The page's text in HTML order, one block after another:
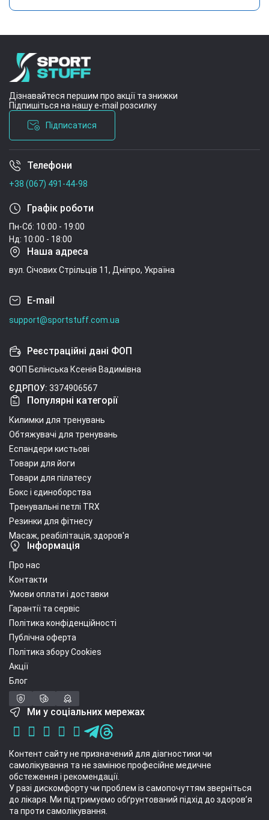
Дізнавайтеся першим про акції та знижки
Підпишіться на нашу e-mail розсилку
Підписатися
Умови угоди
Телефони
+38 (067) 491-44-98
Графік роботи
Пн-Сб: 10:00 - 19:00
Нд: 10:00 - 18:00
Наша адреса
вул. Січових Стрільців 11, Дніпро, Україна
E-mail
support@sportstuff.com.ua
Реєстраційні дані ФОП
ФОП Бєлінська Ксенія Вадимівна
ЄДРПОУ: 3374906567
Популярні категорії
Килимки для тренувань
Обтяжувачі для тренувань
Еспандери кистьові
Товари для йоги
Товари для пілатесу
Бокс і єдиноборства
Тренувальні петлі TRX
Резинки для фітнесу
Масаж, реабілітація, здоров'я
Інформація
Про нас
Контакти
Умови оплати і доставки
Гарантії та сервіс
Політика конфіденційності
Публічна оферта
Політика збору Cookies
Акції
Блог
Ми у соціальних мережах
Контент сайту не призначений для діагностики чи
самолікування та не замінює професійне медичне
обстеження і рекомендації.
У разі дискомфорту чи проблем із самопочуттям зверніться
до лікаря. Ми підтримуємо обґрунтований підхід до здоров’я
та проти самолікування.